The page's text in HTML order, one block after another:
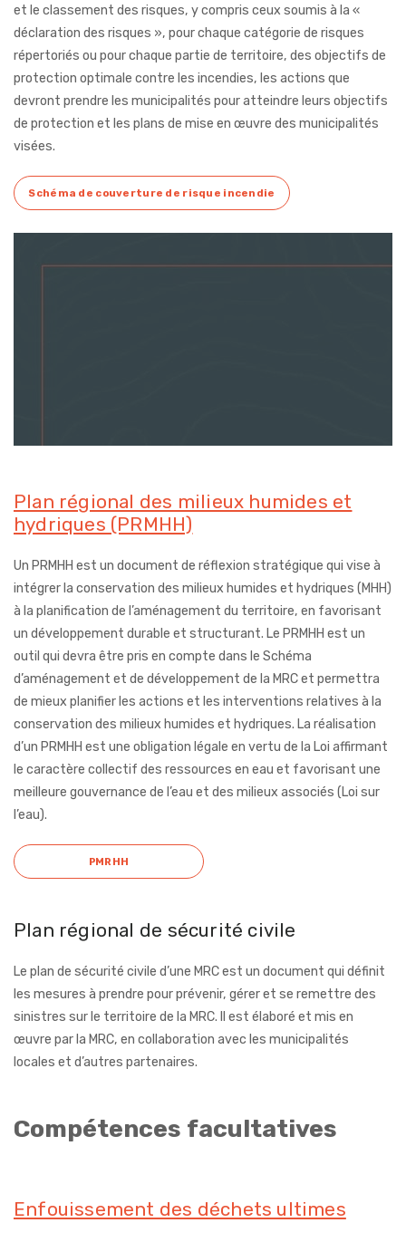
et le classement des risques, y compris ceux soumis à la «
déclaration des risques », pour chaque catégorie de risques
répertoriés ou pour chaque partie de territoire, des objectifs de
protection optimale contre les incendies, les actions que
devront prendre les municipalités pour atteindre leurs objectifs
de protection et les plans de mise en œuvre des municipalités
visées.
Schéma de couverture de risque incendie
Plan régional des milieux humides et
hydriques (PRMHH)
Un PRMHH est un document de réflexion stratégique qui vise à
intégrer la conservation des milieux humides et hydriques (MHH)
à la planification de l’aménagement du territoire, en favorisant
un développement durable et structurant. Le PRMHH est un
outil qui devra être pris en compte dans le Schéma
d’aménagement et de développement de la MRC et permettra
de mieux planifier les actions et les interventions relatives à la
conservation des milieux humides et hydriques. La réalisation
d’un PRMHH est une obligation légale en vertu de la Loi affirmant
le caractère collectif des ressources en eau et favorisant une
meilleure gouvernance de l’eau et des milieux associés (Loi sur
l’eau).
PMRHH
Plan régional de sécurité civile
Le plan de sécurité civile d’une MRC est un document qui définit
les mesures à prendre pour prévenir, gérer et se remettre des
sinistres sur le territoire de la MRC. Il est élaboré et mis en
œuvre par la MRC, en collaboration avec les municipalités
locales et d’autres partenaires.
Compétences facultatives
Enfouissement des déchets ultimes